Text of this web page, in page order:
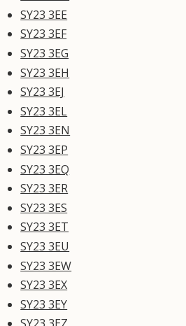
SY23 3EE
SY23 3EF
SY23 3EG
SY23 3EH
SY23 3EJ
SY23 3EL
SY23 3EN
SY23 3EP
SY23 3EQ
SY23 3ER
SY23 3ES
SY23 3ET
SY23 3EU
SY23 3EW
SY23 3EX
SY23 3EY